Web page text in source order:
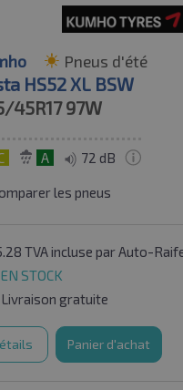
Pneus d'été
HS52 XL BSW
45R17 97W
A 72 dB
les pneus
TVA incluse par Auto-
EN STOCK
Livraison gratuite
Panier d'achat